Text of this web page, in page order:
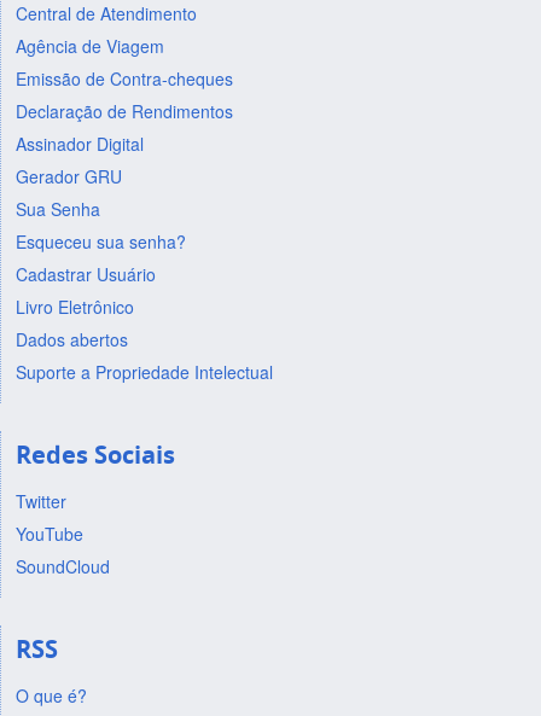
Central de Atendimento
Agência de Viagem
Emissão de Contra-cheques
Declaração de Rendimentos
Assinador Digital
Gerador GRU
Sua Senha
Esqueceu sua senha?
Cadastrar Usuário
Livro Eletrônico
Dados abertos
Suporte a Propriedade Intelectual
Redes Sociais
Twitter
YouTube
SoundCloud
RSS
O que é?